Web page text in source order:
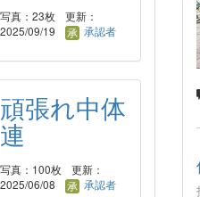
写真：23枚
更新：
2025/09/19
承認者
頑張れ中体
連
写真：100枚
更新：
2025/06/08
承認者